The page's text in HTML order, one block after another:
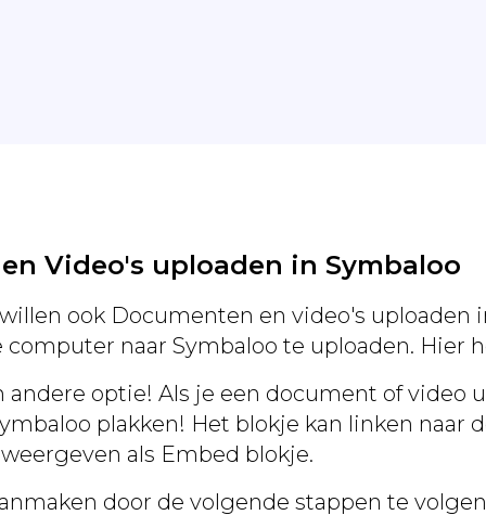
Video's uploaden in Symbaloo
ook Documenten en video's uploaden
naar Symbaloo te uploaden. Hier
andere optie! Als je een document of video
plakken! Het blokje kan linken
als Embed blokje.
door de volgende stappen te